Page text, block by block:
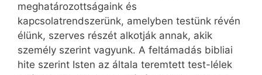
meghatározottságaink és
kapcsolatrendszerünk, amelyben testünk révén
élünk, szerves részét alkotják annak, akik
személy szerint vagyunk. A feltámadás bibliai
hite szerint Isten az általa teremtett test-lélek